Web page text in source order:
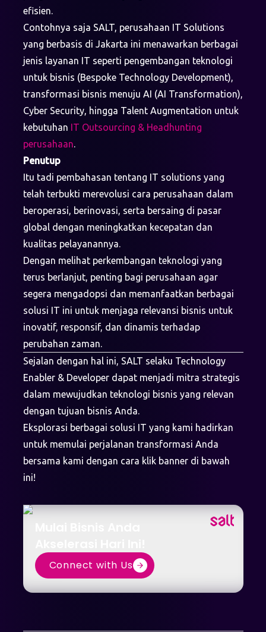
efisien.
Contohnya saja SALT, perusahaan IT Solutions
yang berbasis di Jakarta ini menawarkan berbagai
jenis layanan IT seperti pengembangan teknologi
untuk bisnis (Bespoke Technology Development),
transformasi bisnis menuju AI (AI Transformation),
Cyber Security, hingga Talent Augmentation untuk
kebutuhan IT Outsourcing & Headhunting
perusahaan.
Penutup
Itu tadi pembahasan tentang IT solutions yang
telah terbukti merevolusi cara perusahaan dalam
beroperasi, berinovasi, serta bersaing di pasar
global dengan meningkatkan kecepatan dan
kualitas pelayanannya.
Dengan melihat perkembangan teknologi yang
terus berlanjut, penting bagi perusahaan agar
segera mengadopsi dan memanfaatkan berbagai
solusi IT ini untuk menjaga relevansi bisnis untuk
inovatif, responsif, dan dinamis terhadap
perubahan zaman.
Sejalan dengan hal ini, SALT selaku Technology
Enabler & Developer dapat menjadi mitra strategis
dalam mewujudkan teknologi bisnis yang relevan
dengan tujuan bisnis Anda.
Eksplorasi berbagai solusi IT yang kami hadirkan
untuk memulai perjalanan transformasi Anda
bersama kami dengan cara klik banner di bawah
ini!
Connect with Us